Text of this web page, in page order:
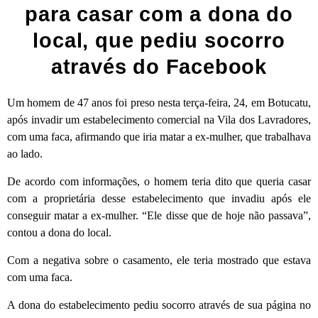
para casar com a dona do
local, que pediu socorro
através do Facebook
Um homem de 47 anos foi preso nesta terça-feira, 24, em Botucatu,
após invadir um estabelecimento comercial na Vila dos Lavradores,
com uma faca, afirmando que iria matar a ex-mulher, que trabalhava
ao lado.
De acordo com informações, o homem teria dito que queria casar
com a proprietária desse estabelecimento que invadiu após ele
conseguir matar a ex-mulher. “Ele disse que de hoje não passava”,
contou a dona do local.
Com a negativa sobre o casamento, ele teria mostrado que estava
com uma faca.
A dona do estabelecimento pediu socorro através de sua página no